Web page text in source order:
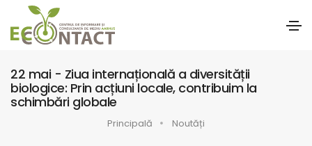
22 mai - Ziua internațională a diversității
biologice: Prin acțiuni locale, contribuim la
schimbări globale
Principală Noutăți